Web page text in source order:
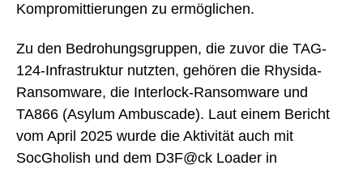
Kompromittierungen zu ermöglichen.
Zu den Bedrohungsgruppen, die zuvor die TAG-
124-Infrastruktur nutzten, gehören die Rhysida-
Ransomware, die Interlock-Ransomware und
TA866 (Asylum Ambuscade). Laut einem Bericht
vom April 2025 wurde die Aktivität auch mit
SocGholish und dem D3F@ck Loader in